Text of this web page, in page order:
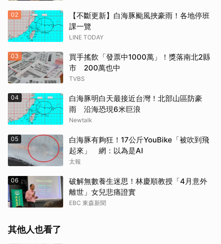
02
【不斷更新】白海豚颱風挾豪雨！各地停班
課一覽
LINE TODAY
03
買手搖飲「發票中1000萬」！獎落南北2縣
市 200萬也中
TVBS
04
白海豚明白天最接近台灣！北部山區防豪
雨 沿海恐現6米巨浪
Newtalk
05
白海豚有夠狂！17公斤YouBike「被吹到飛
起來」 網：以為是AI
太報
06
破解無數養生迷思！林慶順教授「4月意外
離世」女兒悲痛證實
EBC 東森新聞
其他人也看了